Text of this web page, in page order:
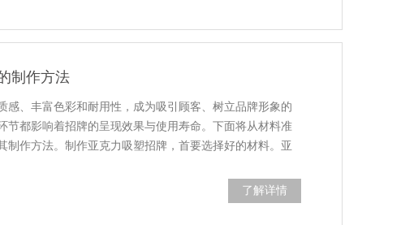
制作方法
感、丰富色彩和耐用性，成为吸引顾客、树立品牌形象的
节都影响着招牌的呈现效果与使用寿命。下面将从材料准
制作方法。制作亚克力吸塑招牌，首要选择好的材料。亚
了解详情